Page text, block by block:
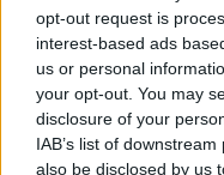
opt-out request is
interest-based ads
us or personal
your opt-out. You may
disclosure of your
IAB’s list of
also be disclosed by us
του Ιράν το βράδυ
στο δίκτυο ότι το
Ουάσιγκτον για
πύραυλοι ήταν ήδη
Πρόσθεσε ότι